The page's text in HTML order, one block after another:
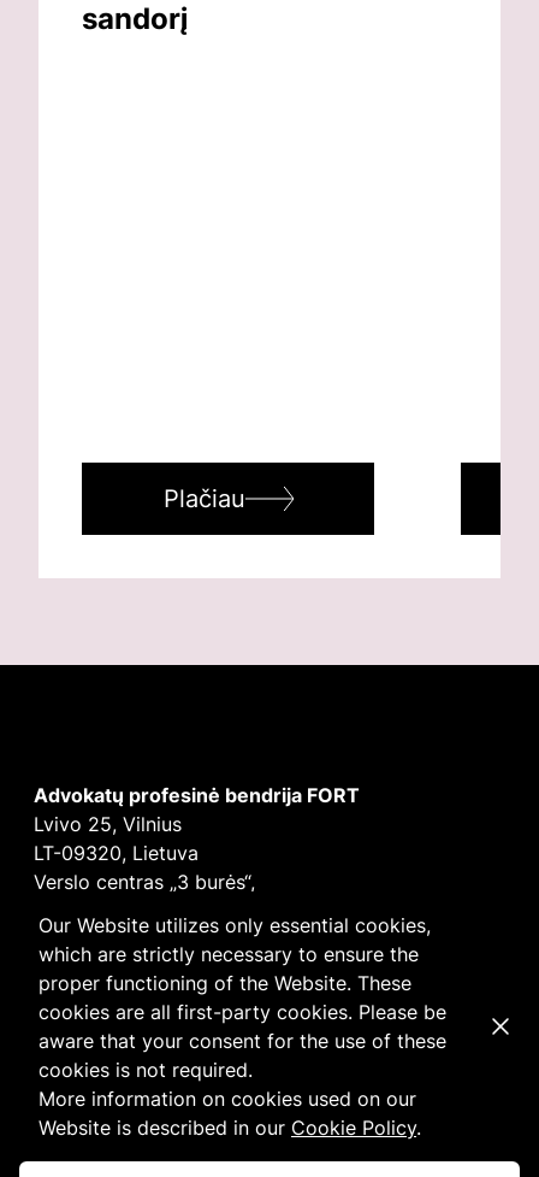
sandorį
Plačiau
Our Website utilizes only essential cookies,
which are strictly necessary to ensure the
proper functioning of the Website. These
cookies are all first-party cookies. Please be
aware that your consent for the use of these
cookies is not required.
More information on cookies used on our
Website is described in our Cookie Policy.
Advokatų profesinė bendrija FORT
Lvivo 25, Vilnius
LT-09320, Lietuva
Verslo centras „3 burės“,
E-mailvilnius@fortlegal.com
Tel. +370 5 250 6141
Įm. k. 303195010
PVM: LT100008172616
FacebookLinkedIn
Slapukųirprivatumopolitika